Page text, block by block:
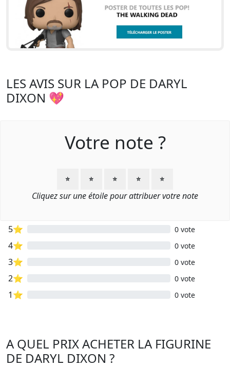
LES AVIS SUR LA POP DE DARYL
DIXON 💖
Votre note ?
⭐ ⭐ ⭐ ⭐ ⭐
Cliquez sur une étoile pour attribuer votre note
5⭐ 0 vote
4⭐ 0 vote
3⭐ 0 vote
2⭐ 0 vote
1⭐ 0 vote
A QUEL PRIX ACHETER LA FIGURINE
DE DARYL DIXON ?